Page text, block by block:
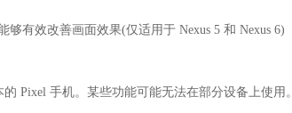
有效改善画面效果(仅适用于 Nexus 5 和 Nexus 6)
Pixel 手机。某些功能可能无法在部分设备上使用。